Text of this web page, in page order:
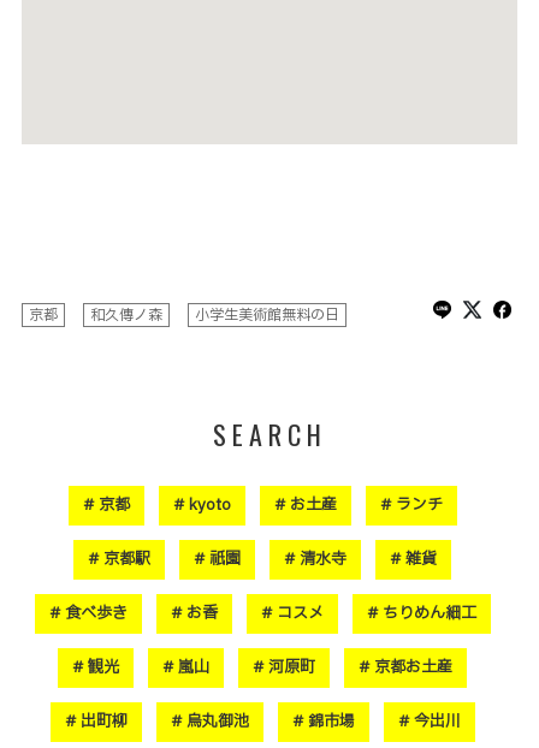
京都 和久傳ノ森 小学生美術館無料の日
SEARCH
京都 kyoto お土産 ランチ
京都駅 祇園 清水寺 雑貨
食べ歩き お香 コスメ ちりめん細工
観光 嵐山 河原町 京都お土産
出町柳 烏丸御池 錦市場 今出川